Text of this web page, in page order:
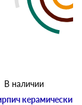
керамический
В наличии